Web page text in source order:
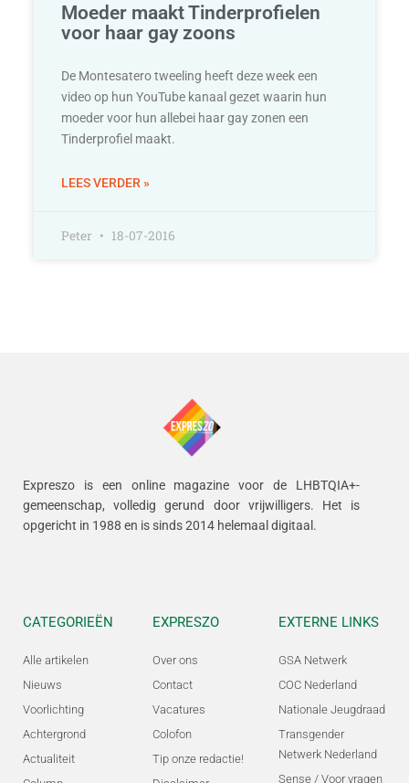
Moeder maakt Tinderprofielen
voor haar gay zoons
De Montesatero tweeling heeft deze week een
video op hun YouTube kanaal gezet waarin hun
moeder voor hun allebei haar gay zonen een
Tinderprofiel maakt.
LEES VERDER »
Peter 18-07-2016
Expreszo is een online magazine voor de LHBTQIA+-
gemeenschap, volledig gerund door vrijwilligers. Het is
opgericht in 1988 en is sinds 2014 helemaal digitaal.
CATEGORIEËN
Alle artikelen
Nieuws
Voorlichting
Achtergrond
Actualiteit
EXPRESZO
Over ons
Contact
Vacatures
Colofon
Tip onze redactie!
EXTERNE LINKS
GSA Netwerk
COC Nederland
Nationale Jeugdraad
Transgender
Netwerk Nederland
Sense / Voor vragen